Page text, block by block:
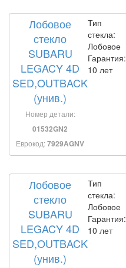
Лобовое
стекло
SUBARU
LEGACY 4D
SED,OUTBACK
(унив.)
Номер детали:
01532GN2
Еврокод:7929AGNV
Тип
стекла:
Лобовое
Гарантия:
10 лет
Лобовое
стекло
SUBARU
LEGACY 4D
SED,OUTBACK
(унив.)
Тип
стекла:
Лобовое
Гарантия:
10 лет